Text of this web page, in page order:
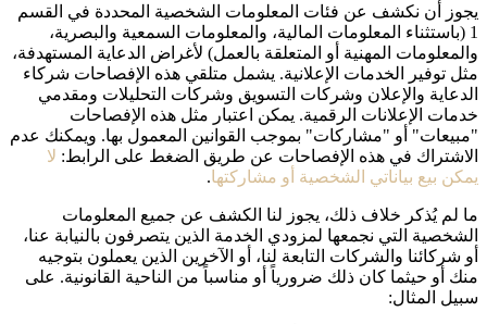
يجوز أن نكشف عن فئات المعلومات الشخصية المحددة في القسم
1 (باستثناء المعلومات المالية، والمعلومات السمعية والبصرية،
والمعلومات المهنية أو المتعلقة بالعمل) لأغراض الدعاية المستهدفة،
مثل توفير الخدمات الإعلانية. يشمل متلقي هذه الإفصاحات شركاء
الدعاية والإعلان وشركات التسويق وشركات التحليلات ومقدمي
خدمات الإعلانات الرقمية. يمكن اعتبار مثل هذه الإفصاحات
"مبيعات" أو "مشاركات" بموجب القوانين المعمول بها. ويمكنك عدم
الاشتراك في هذه الإفصاحات عن طريق الضغط على الرابط: لا
يمكن بيع بياناتي الشخصية أو مشاركتها.
ما لم يُذكر خلاف ذلك، يجوز لنا الكشف عن جميع المعلومات
الشخصية التي نجمعها لمزودي الخدمة الذين يتصرفون بالنيابة عنا،
أو شركائنا والشركات التابعة لنا، أو الآخرين الذين يعملون بتوجيه
منك أو حيثما كان ذلك ضرورياً أو مناسباً من الناحية القانونية. على
سبيل المثال: